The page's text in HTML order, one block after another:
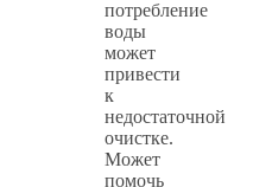
потребление
воды
может
привести
к
недостаточной
очистке.
Может
помочь